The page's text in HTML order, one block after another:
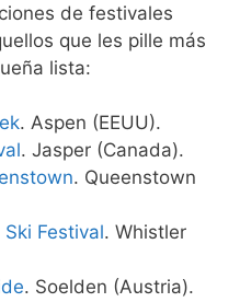
de festivales
que les pille más
lista:
. Aspen (EEUU).
. Jasper (Canada).
. Queenstown
Festival. Whistler
. Soelden (Austria).